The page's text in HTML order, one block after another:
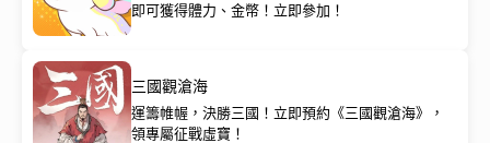
即可獲得體力、金幣！立即參加！
三國觀滄海
運籌帷幄，決勝三國！立即預約《三國觀滄海》，
領專屬征戰虛寶！